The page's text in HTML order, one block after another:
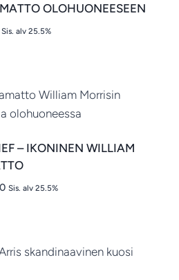
OLOHUONEESEEN
Sis. alv 25.5%
– IKONINEN WILLIAM
Hintaluokka:
Sis. alv 25.5%